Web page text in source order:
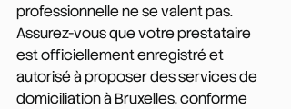
professionnelle ne se valent pas.
Assurez-vous que votre prestataire
est officiellement enregistré et
autorisé à proposer des services de
domiciliation à Bruxelles, conforme